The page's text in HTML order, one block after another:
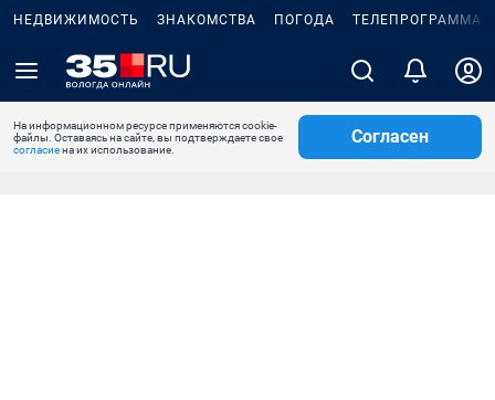
НЕДВИЖИМОСТЬ ЗНАКОМСТВА ПОГОДА ТЕЛЕПРОГРАММА
На информационном ресурсе применяются cookie-
файлы. Оставаясь на сайте, вы подтверждаете свое
согласиена их использование.
Согласен